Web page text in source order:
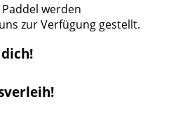
werden
zur Verfügung gestellt.